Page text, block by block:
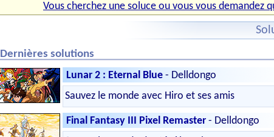
Vous cherchez une soluce ou vous vous demandez
Dernières solutions
Lunar 2 : Eternal Blue - Delldongo
Sauvez le monde avec Hiro et ses amis
Final Fantasy III Pixel Remaster - Delldongo